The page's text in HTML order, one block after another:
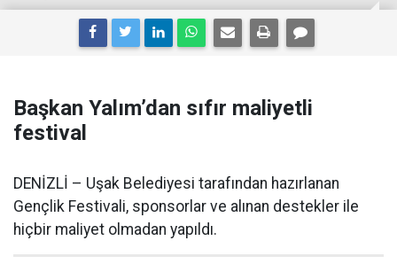
Başkan Yalım’dan sıfır maliyetli
festival
DENİZLİ – Uşak Belediyesi tarafından hazırlanan
Gençlik Festivali, sponsorlar ve alınan destekler ile
hiçbir maliyet olmadan yapıldı.